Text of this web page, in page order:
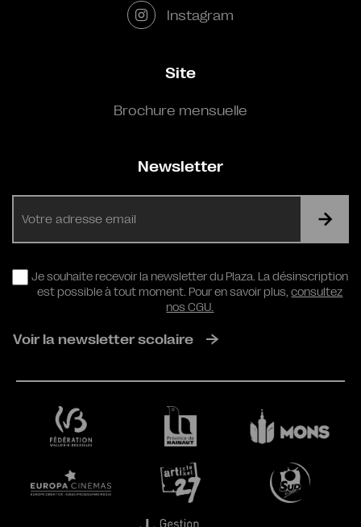
Instagram
Site
Brochure mensuelle
Newsletter
RGPD
Je souhaite recevoir la newsletter du Plaza. La désinscription
est possible à tout moment. Pour en savoir plus,consultez
nos CGU.
Voir la newsletter scolaire